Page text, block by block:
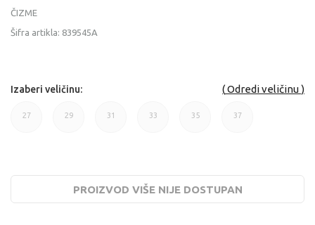
ČIZME
Šifra artikla: 839545A
Odredi veličinu
Izaberi veličinu:
27 29 31 33 35 37
PROIZVOD VIŠE NIJE DOSTUPAN